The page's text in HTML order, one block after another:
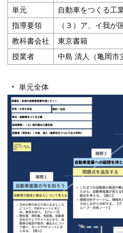
単元
自動車をつくる工
指導要領
（３）ア、イ我が
教科書会社
東京書籍
授業者
中島 清人（亀岡市
単元全体